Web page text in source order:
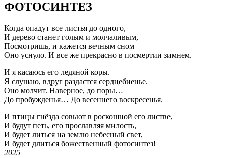
ФОТОСИНТЕЗ
Когда опадут все листья до одного,
И дерево станет голым и молчаливым,
Посмотришь, и кажется вечным сном
Оно уснуло. И все же прекрасно в посмертии зимнем.
И я касаюсь его ледяной коры.
Я слушаю, вдруг раздастся сердцебиенье.
Оно молчит. Наверное, до поры…
До пробужденья… До весеннего воскресенья.
И птицы гнёзда совьют в роскошной его листве,
И будут петь, его прославляя милость,
И будет литься на землю небесный свет,
И будет длиться божественный фотосинтез!
2025